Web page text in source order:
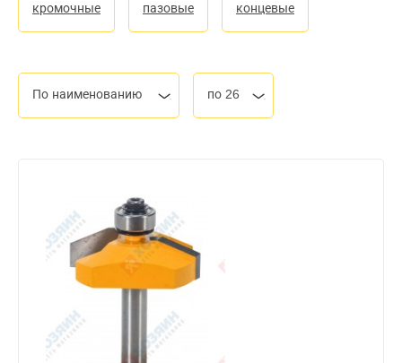
кромочные пазовые концевые
По наименованию по 26